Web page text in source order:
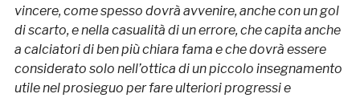
vincere, come spesso dovrà avvenire, anche con un gol
di scarto, e nella casualità di un errore, che capita anche
a calciatori di ben più chiara fama e che dovrà essere
considerato solo nell’ottica di un piccolo insegnamento
utile nel prosieguo per fare ulteriori progressi e